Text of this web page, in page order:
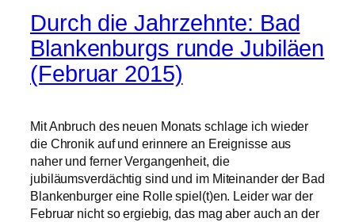
Durch die Jahrzehnte: Bad
Blankenburgs runde Jubiläen
(Februar 2015)
Mit Anbruch des neuen Monats schlage ich wieder
die Chronik auf und erinnere an Ereignisse aus
naher und ferner Vergangenheit, die
jubiläumsverdächtig sind und im Miteinander der Bad
Blankenburger eine Rolle spiel(t)en. Leider war der
Februar nicht so ergiebig, das mag aber auch an der